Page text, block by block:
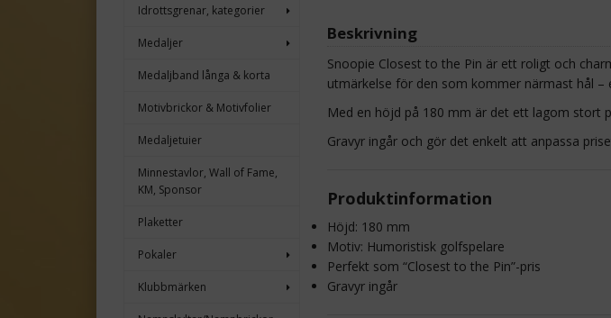
Idrottsgrenar, kategorier
Medaljer
Medaljband långa & korta
Motivbrickor & Motivfolier
Medaljetuier
Minnestavlor, Wall of Fame,
KM, Sponsor
Plaketter
Pokaler
Klubbmärken
Beskrivning
Snoopie Closest to the Pin är ett roligt och
utmärkelse för den som kommer närmast hål
Med en höjd på 180 mm är det ett lagom stort
Gravyr ingår och gör det enkelt att anpassa
Produktinformation
Höjd: 180 mm
Motiv: Humoristisk golfspelare
Perfekt som “Closest to the Pin”-pris
Gravyr ingår